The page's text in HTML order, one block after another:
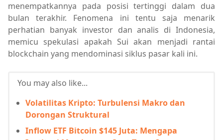
menempatkannya pada posisi tertinggi dalam dua
bulan terakhir. Fenomena ini tentu saja menarik
perhatian banyak investor dan analis di Indonesia,
memicu spekulasi apakah Sui akan menjadi rantai
blockchain yang mendominasi siklus pasar kali ini.
You may also like...
Volatilitas Kripto: Turbulensi Makro dan
Dorongan Struktural
Inflow ETF Bitcoin $145 Juta: Mengapa